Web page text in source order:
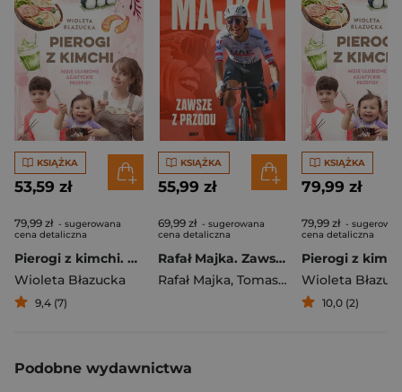
KSIĄŻKA
53,59 zł
79,99 zł - sugerowana
cena detaliczna
Pierogi z kimchi. Moje ulubione azjatyckie przepisy
Wioleta Błazucka
9,4 (7)
KSIĄŻKA
55,99 zł
69,99 zł - sugerowana
cena detaliczna
Rafał Majka. Zawsze z przodu. Rozmawia Tomasz Kalemba - książka z autografem
Rafał Majka, Tomasz Kalemba
KSIĄŻKA
79,99 zł
79,99 zł -
cena detaliczna
Wioleta
10,0 (2)
Podobne wydawnictwa